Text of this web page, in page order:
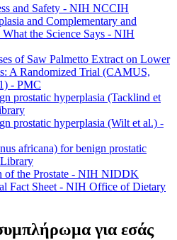
and Safety - NIH NCCIH
and Complementary and
the Science Says - NIH
of Saw Palmetto Extract on Lower
A Randomized Trial (CAMUS,
- PMC
prostatic hyperplasia (Tacklind et
prostatic hyperplasia (Wilt et al.) -
africana) for benign prostatic
of the Prostate - NIH NIDDK
Fact Sheet - NIH Office of Dietary
για εσάς